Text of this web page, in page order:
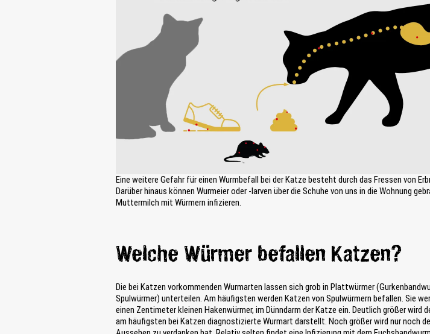
Eine weitere Gefahr für einen Wurmbefall bei der Katze besteht durch das Fressen von
Darüber hinaus können Wurmeier oder -larven über die Schuhe von uns in die Wohnung
Muttermilch mit Würmern infizieren.
Welche Würmer befallen Katzen?
Die bei Katzen vorkommenden Wurmarten lassen sich grob in Plattwürmer
Spulwürmer) unterteilen. Am häufigsten werden Katzen von Spulwürmern befallen. Sie
einen Zentimeter kleinen Hakenwürmer, im Dünndarm der Katze ein. Deutlich größer
am häufigsten bei Katzen diagnostizierte Wurmart darstellt. Noch größer wird nur noch